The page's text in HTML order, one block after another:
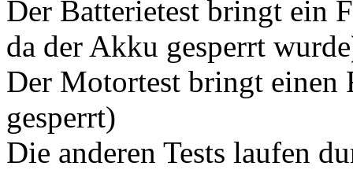
Der Batterietest bringt ein
da der Akku gesperrt
Der Motortest bringt einen
gesperrt)
Die anderen Tests laufen